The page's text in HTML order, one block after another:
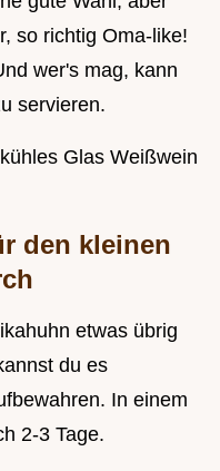
so richtig Oma-like!
wer's mag, kann
servieren.
Glas Weißwein
den kleinen
etwas übrig
du es
In einem
2-3 Tage.